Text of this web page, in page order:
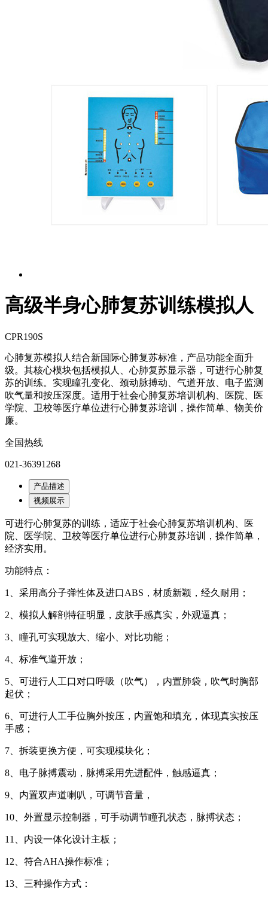
高级半身心肺复苏训练模拟人
CPR190S
心肺复苏模拟人结合新国际心肺复苏标准，产品功能全面升
级。其核心模块包括模拟人、心肺复苏显示器，可进行心肺复
苏的训练。实现瞳孔变化、颈动脉搏动、气道开放、电子监测
吹气量和按压深度。适用于社会心肺复苏培训机构、医院、医
学院、卫校等医疗单位进行心肺复苏培训，操作简单、物美价
廉。
全国热线
021-36391268
产品描述
视频展示
可进行心肺复苏的训练，适应于社会心肺复苏培训机构、医
院、医学院、卫校等医疗单位进行心肺复苏培训，操作简单，
经济实用。
功能特点：
1、采用高分子弹性体及进口ABS，材质新颖，经久耐用；
2、模拟人解剖特征明显，皮肤手感真实，外观逼真；
3、瞳孔可实现放大、缩小、对比功能；
4、标准气道开放；
5、可进行人工口对口呼吸（吹气），内置肺袋，吹气时胸部
起伏；
6、可进行人工手位胸外按压，内置饱和填充，体现真实按压
手感；
7、拆装更换方便，可实现模块化；
8、电子脉搏震动，脉搏采用先进配件，触感逼真；
9、内置双声道喇叭，可调节音量，
10、外置显示控制器，可手动调节瞳孔状态，脉搏状态；
11、内设一体化设计主板；
12、符合AHA操作标准；
13、三种操作方式：